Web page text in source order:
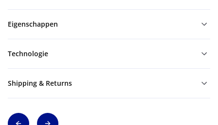
Eigenschappen
Technologie
Shipping & Returns